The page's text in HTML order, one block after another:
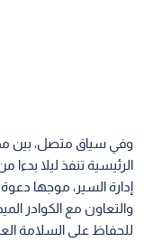
وفي سياق متصل، بين
إدارة السير، موجها
والتعاون مع الكوادر
للحفاظ على السلامة